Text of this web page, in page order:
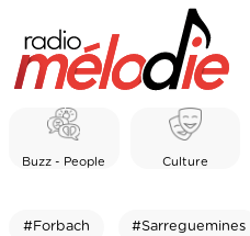
Buzz - People Culture
#Forbach #Sarreguemines